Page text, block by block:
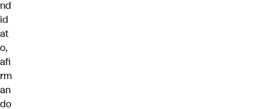
nd
id
at
o,
afi
rm
an
do